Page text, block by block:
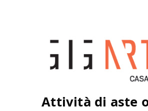
Attività di aste